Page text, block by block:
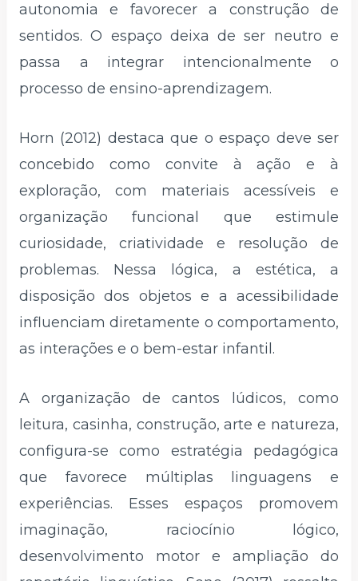
autonomia e favorecer a construção de
sentidos. O espaço deixa de ser neutro e
passa a integrar intencionalmente o
processo de ensino-aprendizagem.
Horn (2012) destaca que o espaço deve ser
concebido como convite à ação e à
exploração, com materiais acessíveis e
organização funcional que estimule
curiosidade, criatividade e resolução de
problemas. Nessa lógica, a estética, a
disposição dos objetos e a acessibilidade
influenciam diretamente o comportamento,
as interações e o bem-estar infantil.
A organização de cantos lúdicos, como
leitura, casinha, construção, arte e natureza,
configura-se como estratégia pedagógica
que favorece múltiplas linguagens e
experiências. Esses espaços promovem
imaginação, raciocínio lógico,
desenvolvimento motor e ampliação do